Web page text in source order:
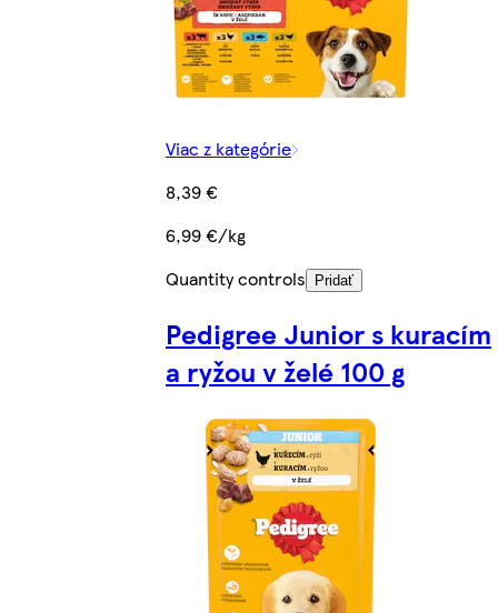
Viac z kategórie
8,39 €
6,99 €/kg
Quantity controls
Pridať
Pedigree Junior s kuracím
a ryžou v želé 100 g